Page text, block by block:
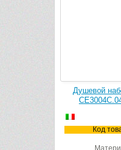
Душевой
Код